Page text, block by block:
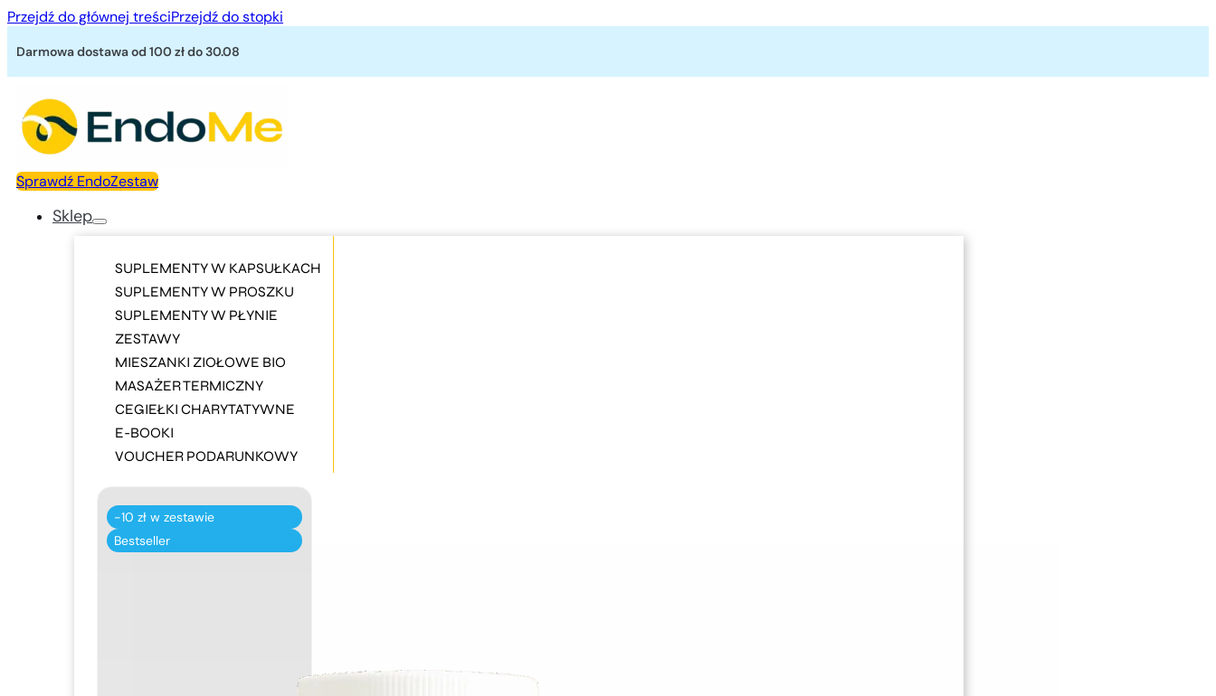
Przejdź do głównej treściPrzejdź do stopki
Darmowa dostawa od 100 złdo 30.08
Sprawdź EndoZestaw
Sklep
SUPLEMENTY W KAPSUŁKACH
SUPLEMENTY W PROSZKU
SUPLEMENTY W PŁYNIE
ZESTAWY
MIESZANKI ZIOŁOWE BIO
MASAŻER TERMICZNY
CEGIEŁKI CHARYTATYWNE
E-BOOKI
VOUCHER PODARUNKOWY
-10 zł w zestawie
Bestseller